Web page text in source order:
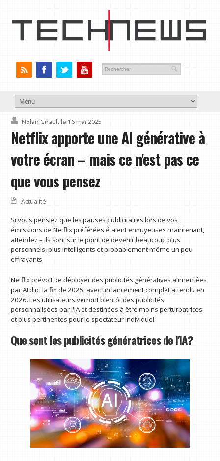
Nolan Girault le 16 mai 2025
Netflix apporte une AI générative à
votre écran – mais ce n'est pas ce
que vous pensez
Actualité
Si vous pensiez que les pauses publicitaires lors de vos
émissions de Netflix préférées étaient ennuyeuses maintenant,
attendez – ils sont sur le point de devenir beaucoup plus
personnels, plus intelligents et probablement même un peu
effrayants.
Netflix prévoit de déployer des publicités génératives alimentées
par AI d'ici la fin de 2025, avec un lancement complet attendu en
2026. Les utilisateurs verront bientôt des publicités
personnalisées par l'IA et destinées à être moins perturbatrices
et plus pertinentes pour le spectateur individuel.
Que sont les publicités génératrices de l'IA?